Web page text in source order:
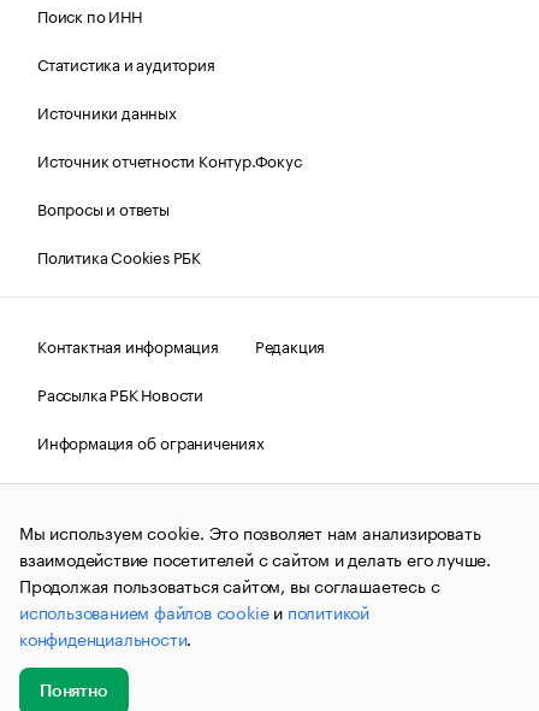
Поиск по ИНН
Статистика и аудитория
Источники данных
Источник отчетности Контур.Фокус
Вопросы и ответы
Политика Cookies РБК
Контактная информация
Редакция
Рассылка РБК Новости
Информация об ограничениях
Правовая информация
О соблюдении авторских прав
© АО «РОСБИЗНЕСКОНСАЛТИНГ»,1995–2026.Сообщения
и материалы информационного агентства «РБК»
(зарегистрировано Федеральной службой по надзору в сфере
связи, информационных технологий и массовых
коммуникаций (Роскомнадзор) 09.12.2015 за номером ИА
№ФС77-63848) сопровождаются пометкой «РБК». Отдельные
публикации могут содержать информацию,
не предназначенную для пользователей
до 18 лет.
Мы используем cookie. Это позволяет нам анализировать
взаимодействие посетителей с сайтом и делать его лучше.
Продолжая пользоваться сайтом, вы соглашаетесь с
использованием файлов cookieи политикой
конфиденциальности.
Понятно